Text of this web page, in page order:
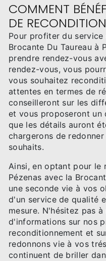
COMMENT
DE
Pour profiter du
Brocante Du Taureau à
prendre rendez-vous
rendez-vous, vous
vous souhaitez
attentes en termes de
conseilleront sur les
et vous proposeront un
que les détails auront
chargerons de
souhaits.
Ainsi, en optant pour le
Pézenas avec la
une seconde vie à vos
d'un service de qualité
mesure. N'hésitez pas
d'informations sur nos
reconditionnement et
redonnons vie à vos
continuent de briller